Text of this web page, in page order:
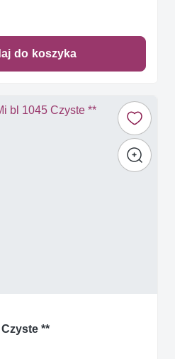
do koszyka
**